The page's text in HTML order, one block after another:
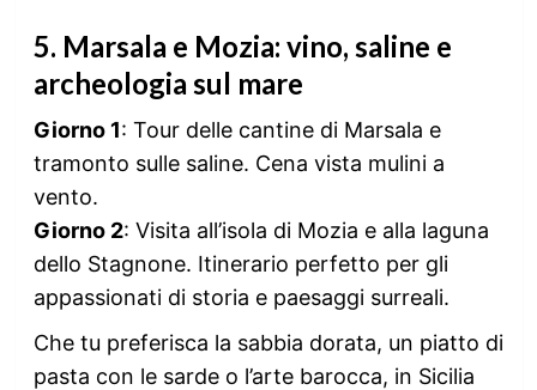
5. Marsala e Mozia: vino, saline e
archeologia sul mare
Giorno 1: Tour delle cantine di Marsala e
tramonto sulle saline. Cena vista mulini a
vento.
Giorno 2: Visita all’isola di Mozia e alla laguna
dello Stagnone. Itinerario perfetto per gli
appassionati di storia e paesaggi surreali.
Che tu preferisca la sabbia dorata, un piatto di
pasta con le sarde o l’arte barocca, in Sicilia